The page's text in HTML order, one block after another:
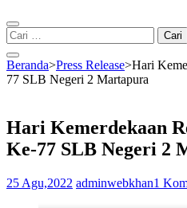
Cari
untuk:
Beranda>Press Release>Hari
77 SLB Negeri 2 Martapura
Hari Kemerdekaan
Ke-77 SLB Negeri 2
25 Agu,2022 adminwebkhan1